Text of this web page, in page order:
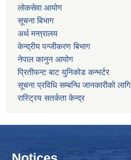
लोकसेवा आयोग
सूचना बिभाग
अर्थ मन्त्रालय
केन्द्रीय पन्जीकरण बिभाग
नेपाल कानुन आयोग
प्रितीफन्ट बाट युनिकोड कन्भर्टर
सूचना प्रविधि सम्बन्धि जानकारीको लागि
रास्ट्रिय सतर्कता केन्द्र